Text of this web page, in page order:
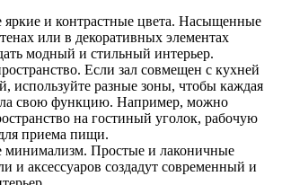
яркие и контрастные цвета. Насыщенные
или в декоративных элементах
модный и стильный интерьер.
Если зал совмещен с кухней
используйте разные зоны, чтобы каждая
свою функцию. Например, можно
на гостиный уголок, рабочую
приема пищи.
минимализм. Простые и лаконичные
и аксессуаров создадут современный и